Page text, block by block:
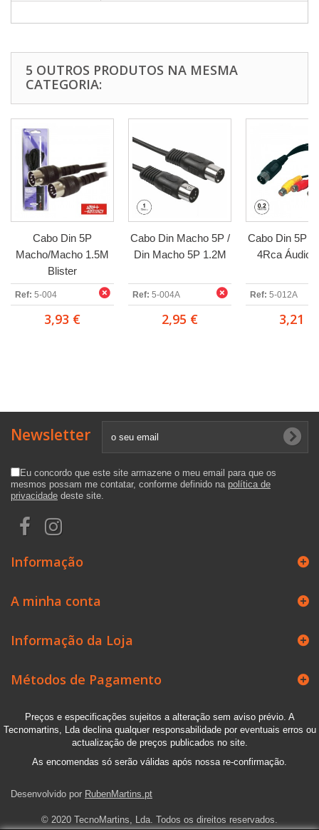
5 OUTROS PRODUTOS NA MESMA
CATEGORIA:
Cabo Din 5P
Macho/Macho 1.5M
Blister
Ref: 5-004
3,93 €
Cabo Din Macho 5P /
Din Macho 5P 1.2M
Ref: 5-004A
2,95 €
Cabo Din 5P
4Rca Áudio
Ref: 5-012A
3,21 €
Newsletter
Eu concordo que este site armazene o meu email para que os
mesmos possam me contatar, conforme definido na política de
privacidade deste site.
Informação
A minha conta
Informação da Loja
Métodos de Pagamento
Preços e especificações sujeitos a alteração sem aviso prévio. A
Tecnomartins, Lda declina qualquer responsabilidade por eventuais erros ou
actualização de preços publicados no site.
As encomendas só serão válidas após nossa re-confirmação.
Desenvolvido por RubenMartins.pt
© 2020 TecnoMartins, Lda. Todos os direitos reservados.